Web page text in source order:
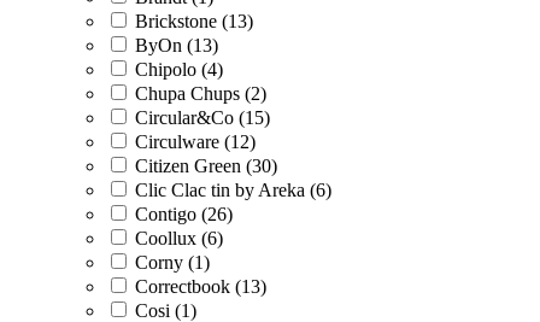
Brickstone (13)
ByOn (13)
Chipolo (4)
Chupa Chups (2)
Circular&Co (15)
Circulware (12)
Citizen Green (30)
Clic Clac tin by Areka (6)
Contigo (26)
Coollux (6)
Corny (1)
Correctbook (13)
Cosi (1)